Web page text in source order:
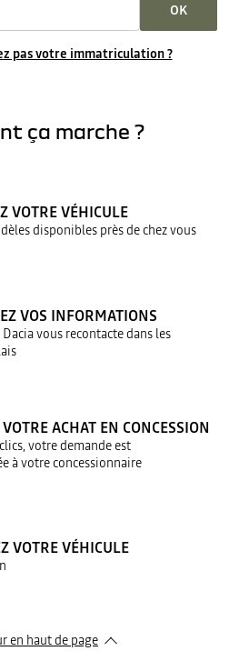
OK
pas votre immatriculation ?
ça marche ?
VOTRE VÉHICULE
disponibles près de chez vous
VOS INFORMATIONS
vous recontacte dans les
ACHAT EN CONCESSION
votre demande est
à votre concessionnaire
VOTRE VÉHICULE
en haut de page​